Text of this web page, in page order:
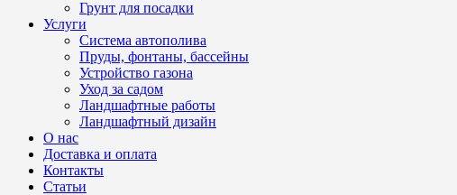
Грунт для посадки
Услуги
Система автополива
Пруды, фонтаны, бассейны
Устройство газона
Уход за садом
Ландшафтные работы
Ландшафтный дизайн
О нас
Доставка и оплата
Контакты
Cтатьи